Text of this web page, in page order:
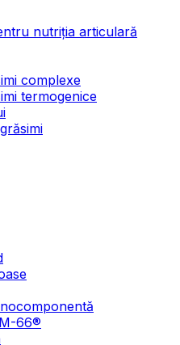
nutriția articulară
complexe
termogenice
66®